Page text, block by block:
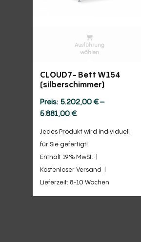
Ausführung
wählen
CLOUD7- Bett W154
(silberschimmer)
5.202,00€–
5.881,00€Preisspanne:
bis
5.881,00 €
Jedes Produkt wird individuell
für Sie gefertigt!
Enthält 19% MwSt.
Kostenloser Versand
Lieferzeit: 8-10 Wochen